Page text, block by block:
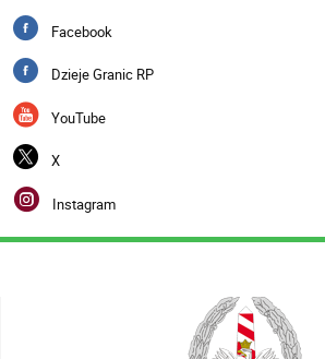
Facebook
Dzieje Granic RP
YouTube
X
Instagram